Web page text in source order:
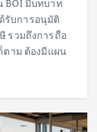
BOI มีบทบาท
รับการอนุมัติ
รวมถึงการถือ
ตาม ต้องมีแผน